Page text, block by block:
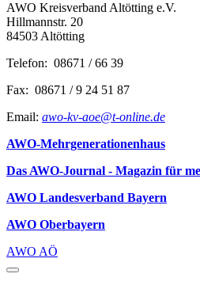
AWO Kreisverband Altötting e.V.
Hillmannstr. 20
84503 Altötting
Telefon: 08671 / 66 39
Fax: 08671 / 9 24 51 87
Email: awo-kv-aoe@t-online.de
AWO-Mehrgenerationenhaus
Das AWO-Journal - Magazin für
AWO Landesverband Bayern
AWO Oberbayern
AWO AÖ